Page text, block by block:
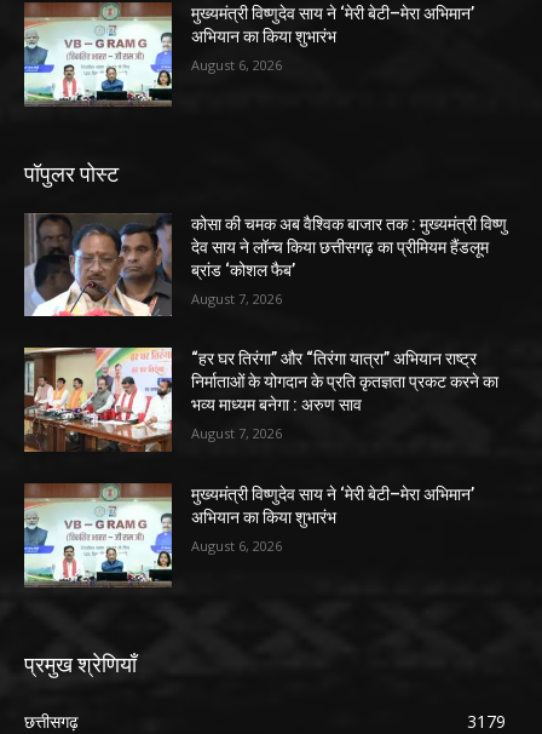
मुख्यमंत्री विष्णुदेव साय ने ‘मेरी बेटी–मेरा अभिमान’
अभियान का किया शुभारंभ
August 6, 2026
पॉपुलर पोस्ट
कोसा की चमक अब वैश्विक बाजार तक : मुख्यमंत्री विष्णु
देव साय ने लॉन्च किया छत्तीसगढ़ का प्रीमियम हैंडलूम
ब्रांड ‘कोशल फैब’
August 7, 2026
“हर घर तिरंगा” और “तिरंगा यात्रा” अभियान राष्ट्र
निर्माताओं के योगदान के प्रति कृतज्ञता प्रकट करने का
भव्य माध्यम बनेगा : अरुण साव
August 7, 2026
मुख्यमंत्री विष्णुदेव साय ने ‘मेरी बेटी–मेरा अभिमान’
अभियान का किया शुभारंभ
August 6, 2026
प्रमुख श्रेणियाँ
छत्तीसगढ़
3179